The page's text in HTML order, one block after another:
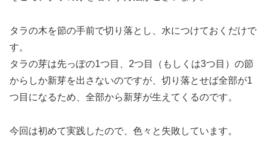
タラの木を節の手前で切り落とし、水につけておくだけで
す。
タラの芽は先っぽの1つ目、2つ目（もしくは3つ目）の節
からしか新芽を出さないのですが、切り落とせば全部が1
つ目になるため、全部から新芽が生えてくるのです。
今回は初めて実践したので、色々と失敗しています。